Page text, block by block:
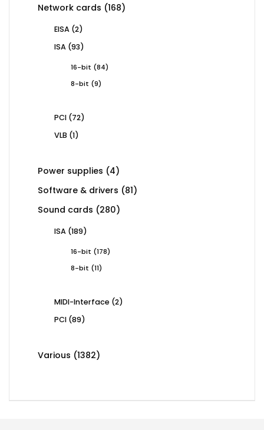
Network cards 168168
EISA 22
ISA 9393
16-bit 8484
8-bit
99
PCI 7272
VLB 11
Power supplies 44
Software & drivers 8181
Sound cards 280280
ISA 189189
16-bit 178178
8-bit
1111
MIDI-Interface 22
PCI 8989
Various 13821382